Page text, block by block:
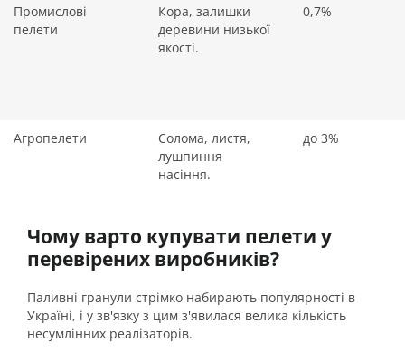
Промислові
пелети
Кора, залишки
деревини низької
якості.
0,7%
Агропелети
Солома, листя,
лушпиння
насіння.
до 3%
Чому варто купувати пелети у
перевірених виробників?
Паливні гранули стрімко набирають популярності в
Україні, і у зв'язку з цим з'явилася велика кількість
несумлінних реалізаторів.